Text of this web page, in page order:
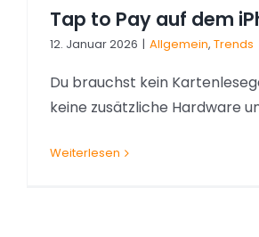
Tap to Pay auf dem
12. Januar 2026 | Allgemein, Trends
Du brauchst kein
keine zusätzliche Hardware
Weiterlesen